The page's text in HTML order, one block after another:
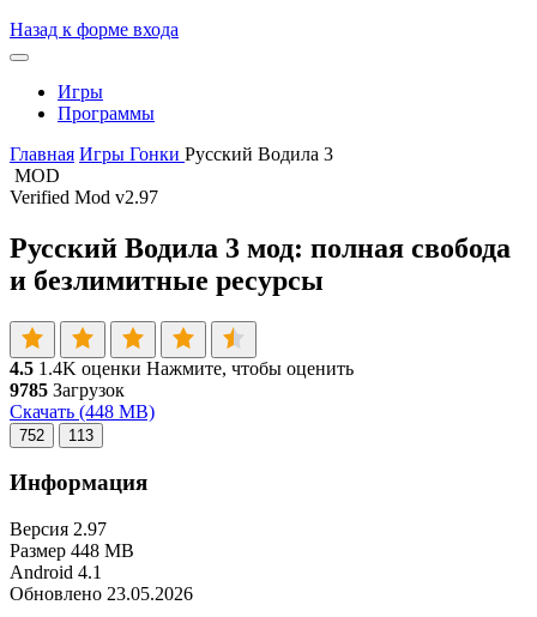
Назад к форме входа
Игры
Программы
Главная Игры Гонки Русский Водила 3
MOD
Verified Mod v2.97
Русский Водила 3 мод: полная свобода
и безлимитные ресурсы
4.5 1.4K оценки Нажмите, чтобы оценить
9785 Загрузок
Скачать (448 MB)
752 113
Информация
Версия 2.97
Размер 448 MB
Android 4.1
Обновлено 23.05.2026